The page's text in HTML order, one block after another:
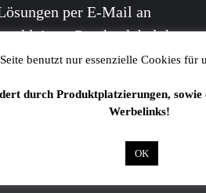
per E-Mail an
kleinen Geschenk belohnt.
interessieren:
Diebstahl in Schweinfurt
benutzt nur essenzielle Cookies für
durch Produktplatzierungen, sowie
Werbelinks!
OK